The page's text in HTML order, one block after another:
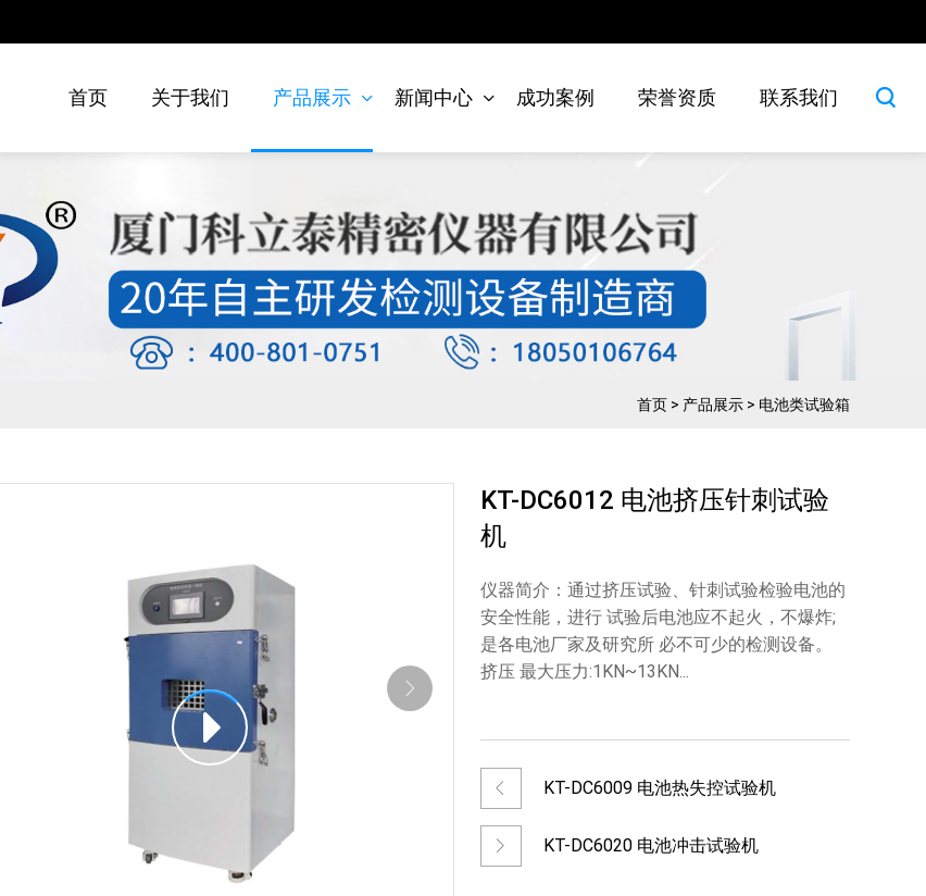
首页 关于我们 产品展示 新闻中心 成功案例 荣誉资质 联系我们
首页 > 产品展示 > 电池类试验箱
KT-DC6012 电池挤压针刺试验
机
仪器简介：通过挤压试验、针刺试验检验电池的
安全性能，进行 试验后电池应不起火，不爆炸;
是各电池厂家及研究所 必不可少的检测设备。
挤压 最大压力:1KN~13KN...
KT-DC6009 电池热失控试验机
KT-DC6020 电池冲击试验机